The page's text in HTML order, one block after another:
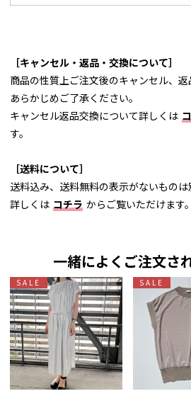
［キャンセル・返品・交換について］
商品の性質上ご注文後のキャンセル、返
あらかじめご了承ください。
キャンセル返品交換について詳しくは
す。
［送料について］
送料込み、送料無料の表示がないものは
詳しくは コチラ からご覧いただけます。
一緒によくご注文さ
SALE SALE